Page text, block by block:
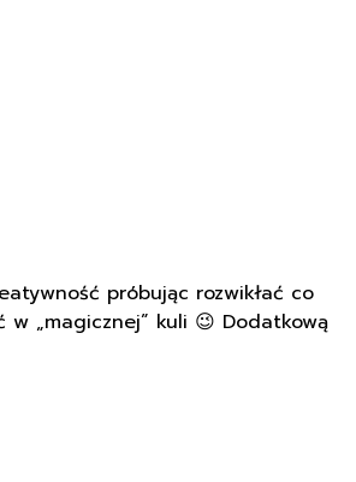
próbując rozwikłać co
w „magicznej” kuli 😉 Dodatkową